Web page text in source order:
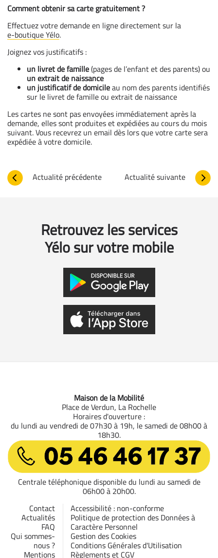
Comment obtenir sa carte gratuitement ?
Effectuez votre demande en ligne directement sur la
e-boutique Yélo.
Joignez vos justificatifs :
un livret de famille(pages de l’enfant et des parents) ou
un extrait de naissance
un justificatif de domicileau nom des parents identifiés
sur le livret de famille ou extrait de naissance
Les cartes ne sont pas envoyées immédiatement après la
demande, elles sont produites et expédiées au cours du mois
suivant. Vous recevrez un email dès lors que votre carte sera
expédiée à votre domicile.
Actualité précédente Actualité suivante
Retrouvez les services
Yélo sur votre mobile
Maison de la Mobilité
Place de Verdun, La Rochelle
Horaires d'ouverture :
du lundi au vendredi de 07h30 à 19h, le samedi de 08h00 à
18h30.
05 46 46 17 37
Centrale téléphonique disponible du lundi au samedi de
06h00 à 20h00.
Contact
Actualités
FAQ
Qui sommes-
nous ?
Mentions
Accessibilité : non-conforme
Politique de protection des Données à
Caractère Personnel
Gestion des Cookies
Conditions Générales d'Utilisation
Règlements et CGV